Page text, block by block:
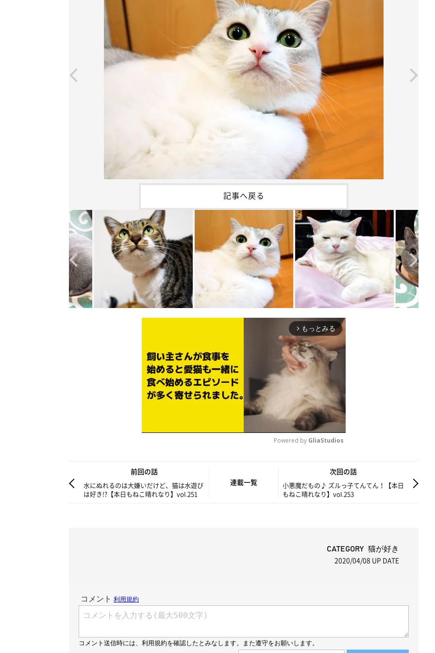
記事へ戻る
arrow_forward_ios もっとみる
u
t
Powered by GliaStudios
前回の話
水にぬれるのは大嫌いだけど、猫は水遊び
は好き!?【本日もねこ晴れなり】vol.251
連載一覧
次回の話
小悪魔だもの♪ ズルっ子てんてん！【本日
もねこ晴れなり】vol.253
CATEGORY 猫が好き
2020/04/08 UP DATE